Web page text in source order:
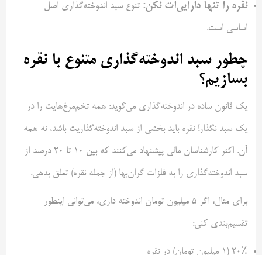
نقره را تنها دارایی‌ات نکن: تنوع سبد اندوخته‌گذاری اصل
اساسی است.
چطور سبد اندوخته‌گذاری متنوع با نقره
بسازیم؟
یک قانون ساده در اندوخته‌گذاری می‌گوید: همه تخم‌مرغ‌هایت را در
یک سبد نگذار! نقره باید بخشی از سبد اندوخته‌گذاریت باشد، نه همه
آن. اکثر کارشناسان مالی پیشنهاد می‌کنند که بین ۱۰ تا ۲۰ درصد از
سبد اندوخته‌گذاری را به فلزات گران‌بها (از جمله نقره) تعلق بدهی.
برای مثال، اگر ۵ میلیون تومان اندوخته داری، می‌توانی اینطور
تقسیم‌بندی کنی:
۲۰٪ (۱ میلیون تومان) در نقره